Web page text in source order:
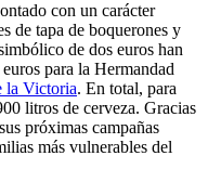
con un carácter
de tapa de boquerones y
de dos euros han
para la Hermandad
la Victoria. En total, para
litros de cerveza. Gracias
próximas campañas
más vulnerables del